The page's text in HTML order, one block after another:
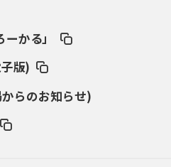
「ニュージーランドのフレア（閃
かる」
版)
らのお知らせ)